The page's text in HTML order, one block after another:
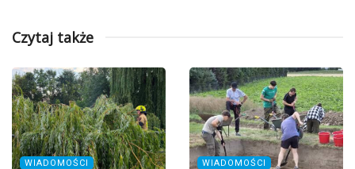
Czytaj także
WIADOMOŚCI WIADOMOŚCI